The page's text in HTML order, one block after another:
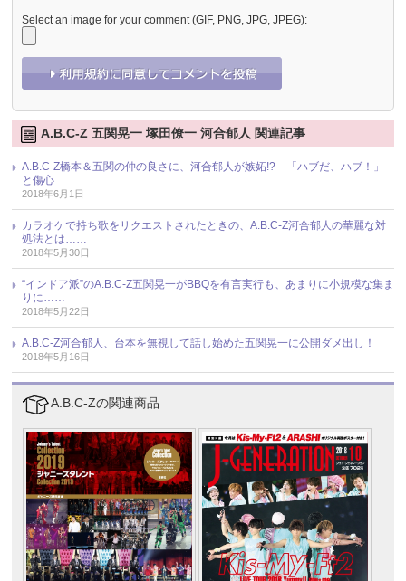
Select an image for your comment (GIF, PNG, JPG, JPEG):
A.B.C-Z 五関晃一 塚田僚一 河合郁人 関連記事
A.B.C-Z橋本＆五関の仲の良さに、河合郁人が嫉妬!? 「ハブだ、ハブ！」
と傷心
2018年6月1日
カラオケで持ち歌をリクエストされたときの、A.B.C-Z河合郁人の華麗な対
処法とは……
2018年5月30日
“インドア派”のA.B.C-Z五関晃一がBBQを有言実行も、あまりに小規模な集ま
りに……
2018年5月22日
A.B.C-Z河合郁人、台本を無視して話し始めた五関晃一に公開ダメ出し！
2018年5月16日
A.B.C-Zの関連商品